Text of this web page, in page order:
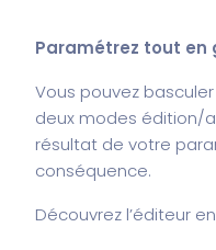
Paramétrez tout en
Vous pouvez
deux modes édition/
résultat de votre
conséquence.
Découvrez l’éditeur